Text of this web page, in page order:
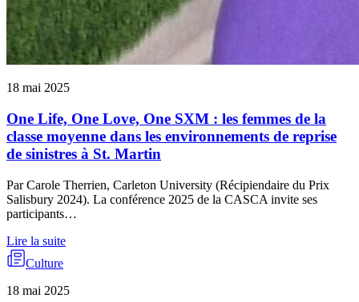
18 mai 2025
One Life, One Love, One SXM : les femmes de la
classe moyenne dans les environnements de reprise
de sinistres à St. Martin
Par Carole Therrien, Carleton University (Récipiendaire du Prix
Salisbury 2024). La conférence 2025 de la CASCA invite ses
participants…
Lire la suite
Culture
18 mai 2025